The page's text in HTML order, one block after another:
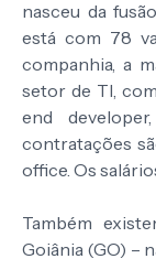
nasceu da
está com 78
companhia, a
setor de TI,
end
contratações
office. Os
Também
Goiânia (GO) –